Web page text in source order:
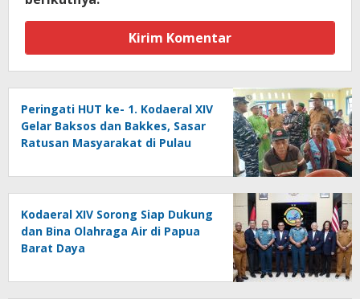
Peringati HUT ke- 1. Kodaeral XIV
Gelar Baksos dan Bakkes, Sasar
Ratusan Masyarakat di Pulau
Kodaeral XIV Sorong Siap Dukung
dan Bina Olahraga Air di Papua
Barat Daya